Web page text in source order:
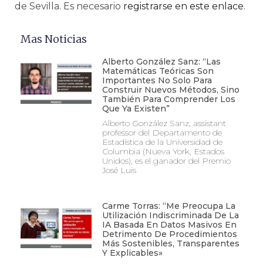
de Sevilla. Es necesario registrarse en este enlace.
Mas Noticias
Alberto González Sanz: “Las
Matemáticas Teóricas Son
Importantes No Solo Para
Construir Nuevos Métodos, Sino
También Para Comprender Los
Que Ya Existen”
Alberto González Sanz, assistant
professor del Departamento de
Estadística de la Universidad de
Columbia (Nueva York, Estados
Unidos), es el ganador del Premio
José Luis
Carme Torras: “Me Preocupa La
Utilización Indiscriminada De La
IA Basada En Datos Masivos En
Detrimento De Procedimientos
Más Sostenibles, Transparentes
Y Explicables»